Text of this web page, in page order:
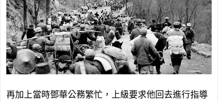
再加上當時鄧華公務繁忙，上級要求他回去進行指導